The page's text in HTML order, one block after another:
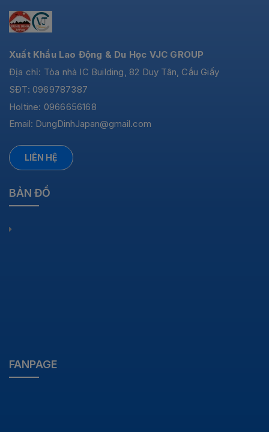
Xuất Khẩu Lao Động & Du Học VJC GROUP
Địa chỉ: Tòa nhà IC Building, 82 Duy Tân, Cầu Giấy
SĐT: 0969787387
Holtine: 0966656168
Email: DungDinhJapan@gmail.com
LIÊN HỆ
BẢN ĐỒ
FANPAGE